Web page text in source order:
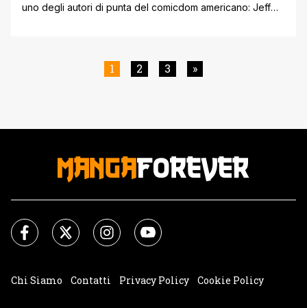
uno degli autori di punta del comicdom americano: Jeff
del supereroe è ormai datato ed è impossibile utilizzarlo
con una nuova, inedita prospettiva. Tuttavia, [']
1 2 3 »
Chi Siamo Contatti Privacy Policy
Cookie Policy